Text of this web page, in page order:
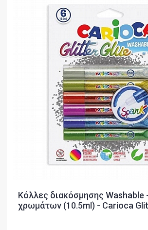
Κόλλες διακόσμησης Washable
χρωμάτων (10.5ml) - Carioca